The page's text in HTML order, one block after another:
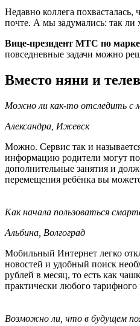
Недавно коллега
почте. А мы задумались: так ли
Вице-президент МТС по
повседневные задачи можно
Вместо няни и
Можно ли как-то отследить с
Александра, Ижевск
Можно. Сервис так и
информацию родители могут
дополнительные занятия и
перемещения ребёнка вы
Как начала пользоваться
Альбина, Волгоград
Мобильный Интернет легко
новостей и удобный поиск
рублей в месяц, то есть как
практически любого
Возможно ли, что в будущем